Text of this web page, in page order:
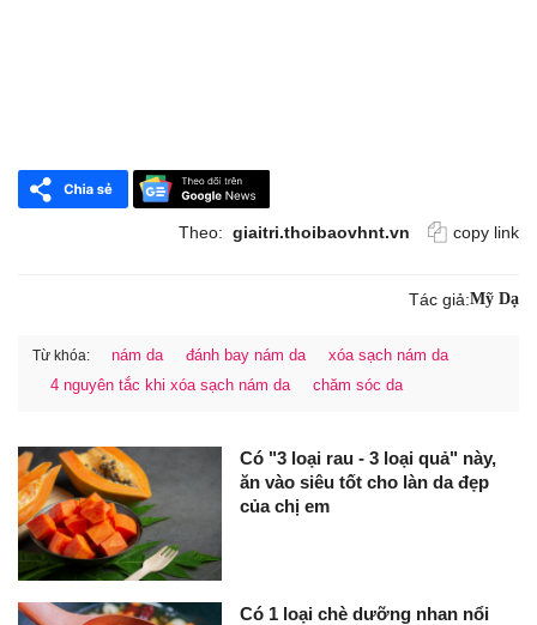
Theo: giaitri.thoibaovhnt.vn copy link
Tác giả:Mỹ Dạ
Từ khóa: nám da đánh bay nám da
xóa sạch nám da
4 nguyên tắc khi xóa sạch nám da
chăm sóc da
Có "3 loại rau - 3 loại quả" này,
ăn vào siêu tốt cho làn da đẹp
của chị em
Có 1 loại chè dưỡng nhan nổi